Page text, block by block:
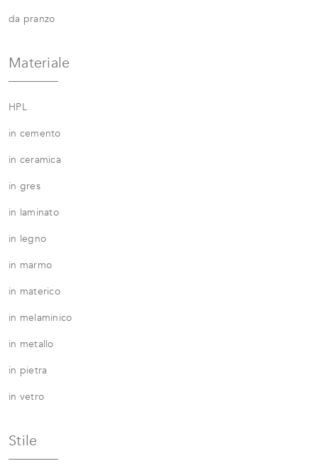
da pranzo
Materiale
HPL
in cemento
in ceramica
in gres
in laminato
in legno
in marmo
in materico
in melaminico
in metallo
in pietra
in vetro
Stile